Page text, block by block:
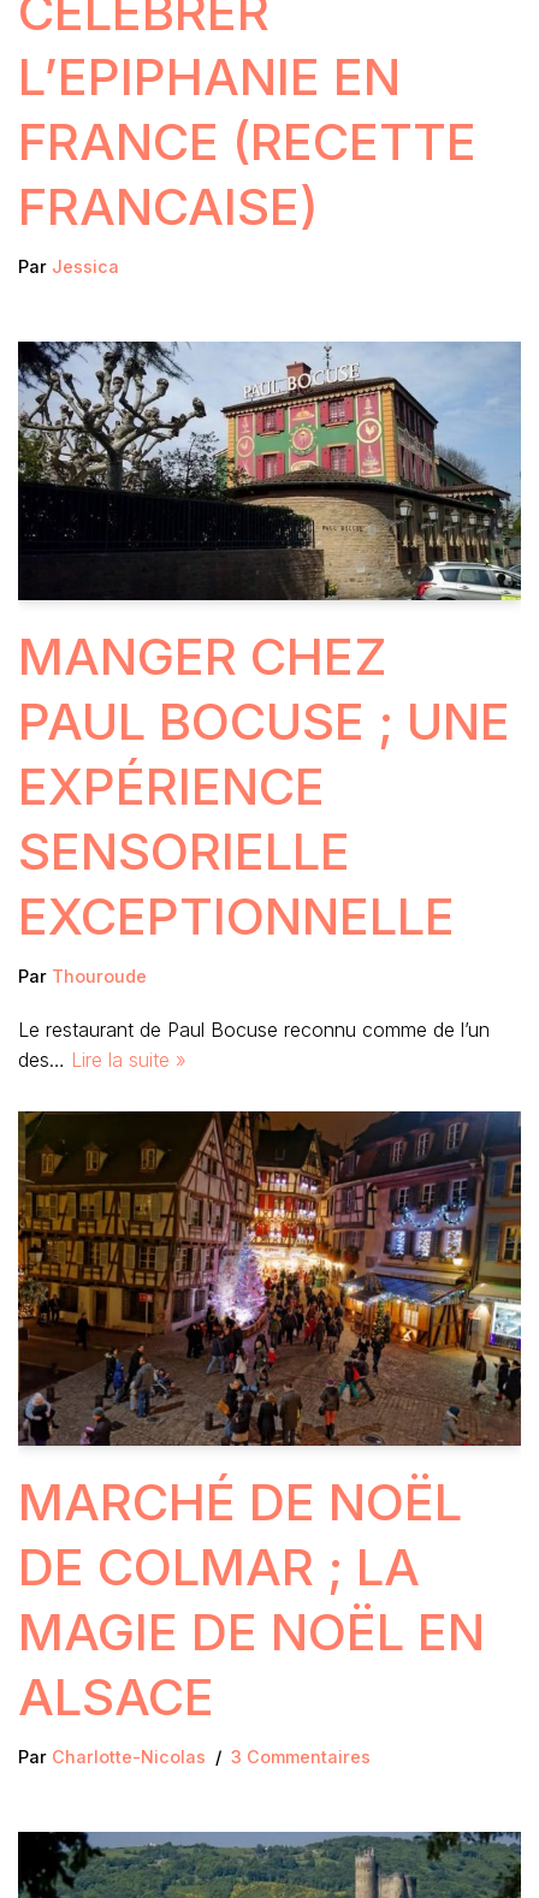
L’EPIPHANIE EN
FRANCE (RECETTE
FRANCAISE)
Par Jessica
MANGER CHEZ
PAUL BOCUSE ; UNE
EXPÉRIENCE
SENSORIELLE
EXCEPTIONNELLE
Par Thouroude
Le restaurant de Paul Bocuse reconnu comme de l’un
des… Lire la suite »
MARCHÉ DE NOËL
DE COLMAR ; LA
MAGIE DE NOËL EN
ALSACE
Par Charlotte-Nicolas 3 Commentaires